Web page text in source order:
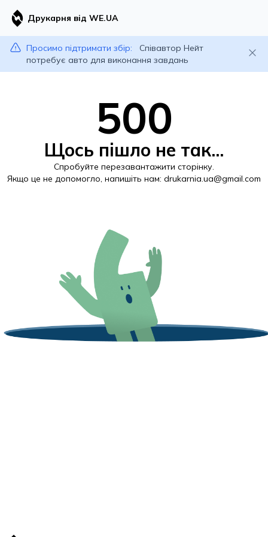
Друкарня від WE.UA
Просимо підтримати збір:
Співавтор Нейт
потребує авто для виконання завдань
500
Щось пішло не так...
Спробуйте перезавантажити сторінку.
Якщо це не допомогло, напишіть нам: drukarnia.ua@gmail.com